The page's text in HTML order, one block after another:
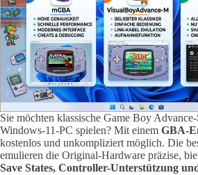
Sie möchten klassische Game Boy
Windows-11-PC spielen? Mit einem GBA-
kostenlos und unkompliziert möglich. Die
emulieren die Original-Hardware präzise,
Save States, Controller-Unterstützung